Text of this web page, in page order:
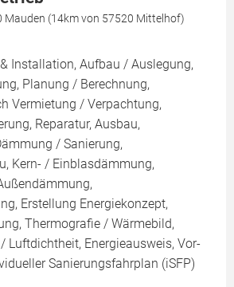
Mauden (14km von 57520 Mittelhof)
Installation, Aufbau / Auslegung,
Planung / Berechnung,
Vermietung / Verpachtung,
Reparatur, Ausbau,
/ Sanierung,
Kern- / Einblasdämmung,
Erstellung Energiekonzept,
Thermografie / Wärmebild,
Luftdichtheit, Energieausweis, Vor-
Sanierungsfahrplan (iSFP)